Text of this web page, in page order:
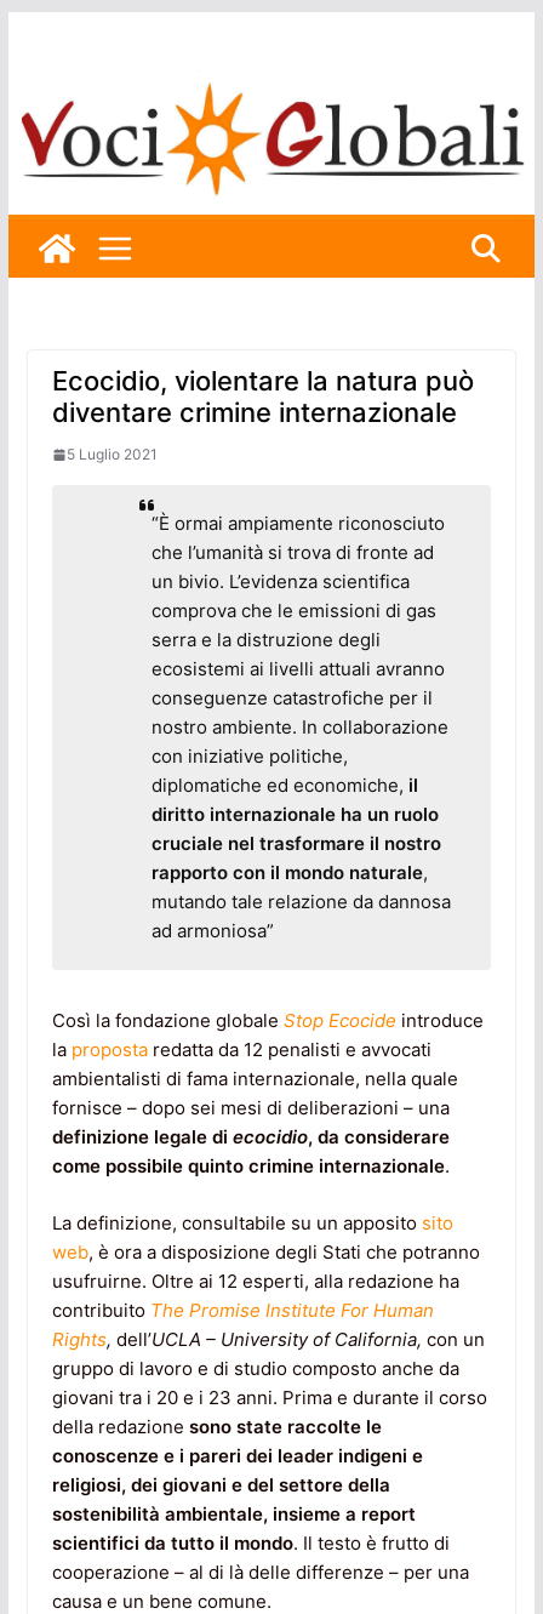
Ecocidio, violentare la natura può
diventare crimine internazionale
5 Luglio 2021
“È ormai ampiamente riconosciuto
che l’umanità si trova di fronte ad
un bivio. L’evidenza scientifica
comprova che le emissioni di gas
serra e la distruzione degli
ecosistemi ai livelli attuali avranno
conseguenze catastrofiche per il
nostro ambiente. In collaborazione
con iniziative politiche,
diplomatiche ed economiche, il
diritto internazionale ha un ruolo
cruciale nel trasformare il nostro
rapporto con il mondo naturale,
mutando tale relazione da dannosa
ad armoniosa”
Così la fondazione globale Stop Ecocide introduce
la propostaredatta da 12 penalisti e avvocati
ambientalisti di fama internazionale, nella quale
fornisce – dopo sei mesi di deliberazioni – una
definizione legale di ecocidio, da considerare
come possibile quinto crimine internazionale.
La definizione, consultabile su un apposito sito
web, è ora a disposizione degli Stati che potranno
usufruirne. Oltre ai 12 esperti, alla redazione ha
contribuito The Promise Institute For Human
Rights, dell’UCLA – University of California, con un
gruppo di lavoro e di studio composto anche da
giovani tra i 20 e i 23 anni. Prima e durante il corso
della redazione sono state raccolte le
conoscenze e i pareri dei leader indigeni e
religiosi, dei giovani e del settore della
sostenibilità ambientale, insieme a report
scientifici da tutto il mondo. Il testo è frutto di
cooperazione – al di là delle differenze – per una
causa e un bene comune.